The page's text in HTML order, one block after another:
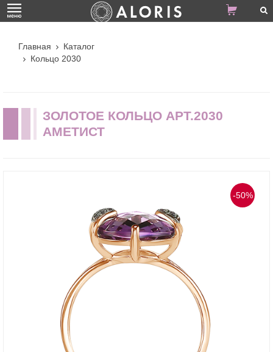
Главная
Каталог
Кольцо 2030
ЗОЛОТОЕ КОЛЬЦО АРТ.2030
АМЕТИСТ
-50%